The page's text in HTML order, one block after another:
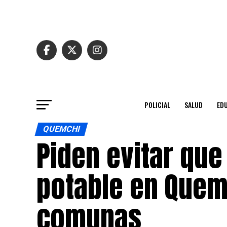
POLICIAL SALUD
QUEMCHI
Piden evitar
potable en
comunas